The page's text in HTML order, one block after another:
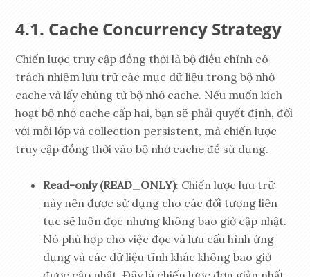
Cache Concurrency Strategy
Chiến lược truy cập đồng thời là bộ điều chỉnh có
trách nhiệm lưu trữ các mục dữ liệu trong bộ nhớ
cache và lấy chúng từ bộ nhớ cache. Nếu muốn kích
hoạt bộ nhớ cache cấp hai, bạn sẽ phải quyết định, đối
với mỗi lớp và collection persistent, mà chiến lược
truy cập đồng thời vào bộ nhớ cache để sử dụng.
Read-only (READ_ONLY): Chiến lược lưu trữ
này nên được sử dụng cho các đối tượng liên
tục sẽ luôn đọc nhưng không bao giờ cập nhật.
Nó phù hợp cho việc đọc và lưu cấu hình ứng
dụng và các dữ liệu tĩnh khác không bao giờ